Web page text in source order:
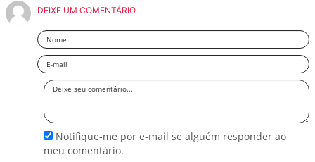
DEIXE UM COMENTÁRIO
Nome
Email
Deixe
Notifique-me por e-mail se alguém responder ao
meu comentário.